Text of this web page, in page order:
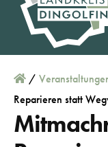
/
Reparieren statt